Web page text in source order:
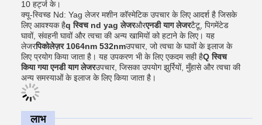
10 हर्ट्ज के।
क्यू-स्विच्ड Nd: Yag लेजर मशीन कॉस्मेटिक उपचार के लिए आदर्श है जिसके
लिए आवश्यक हैq स्विच nd yag लेजरऔरएनडी याग लेजरटैटू, पिगमेंटेड
घावों, संवहनी घावों और त्वचा की अन्य खामियों को हटाने के लिए। यह
लेजरपिकोलेज़र 1064nm 532nmउपचार, जो त्वचा के घावों के इलाज के
लिए प्रयोग किया जाता है। यह उपकरण भी के लिए एकदम सही हैQ स्विच
किया गया एनडी याग लेजरउपचार, जिसका उपयोग झुर्रियों, मुँहासे और त्वचा की
अन्य समस्याओं के इलाज के लिए किया जाता है।
लाभ